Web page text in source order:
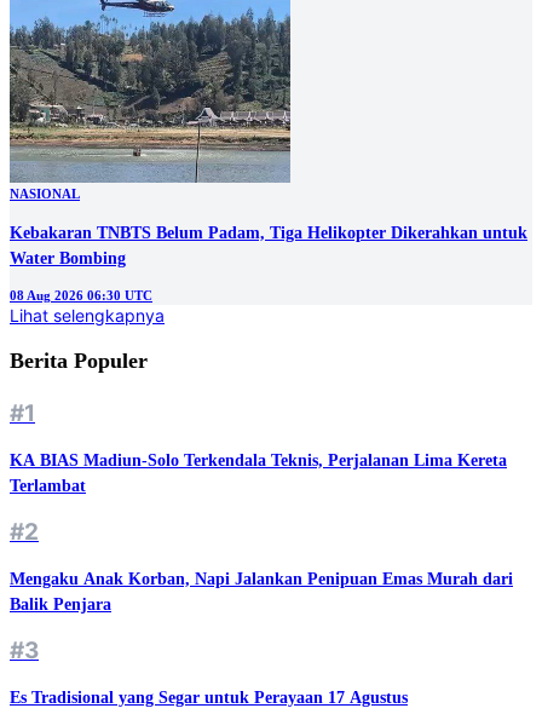
NASIONAL
Kebakaran TNBTS Belum Padam, Tiga Helikopter Dikerahkan untuk
Water Bombing
08 Aug 2026 06:30 UTC
Lihat selengkapnya
Berita Populer
#1
KA BIAS Madiun-Solo Terkendala Teknis, Perjalanan Lima Kereta
Terlambat
#2
Mengaku Anak Korban, Napi Jalankan Penipuan Emas Murah dari
Balik Penjara
#3
Es Tradisional yang Segar untuk Perayaan 17 Agustus